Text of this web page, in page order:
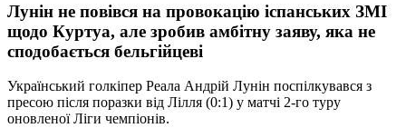
Лунін не повівся на провокацію іспанських ЗМІ
щодо Куртуа, але зробив амбітну заяву, яка не
сподобається бельгійцеві
Український голкіпер Реала Андрій Лунін поспілкувався з
пресою після поразки від Лілля (0:1) у матчі 2-го туру
оновленої Ліги чемпіонів.